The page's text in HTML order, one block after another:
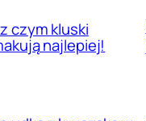
czym kluski
najlepiej!